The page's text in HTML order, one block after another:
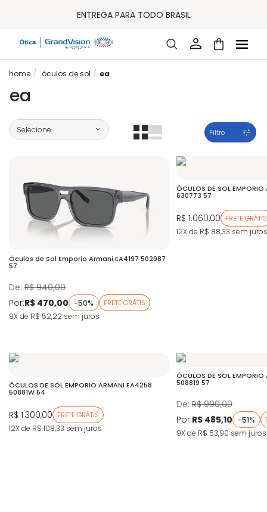
ENTREGA PARA TODO BRASIL
32% OFF NO COMBO - CONS. REG.
FRETE GRÁTIS EM TODO O SITE
10% OFF PAGAMENTO
32% OFF NO COMBO - CONS. REG.
óculos de sol ea
ea
Filtro
Óculos de Sol Emporio Armani EA4197 502987
57
De: R$ 940,00
Por:R$ 470,00 -50% FRETE GRÁTIS
9X de R$ 52,22 sem juros
ÓCULOS DE SOL
630773 57
R$ 1.060,00 FRETE GRÁTIS
12X de R$ 88,33 sem juros
ÓCULOS DE SOL EMPORIO ARMANI EA4258
50881W 54
R$ 1.300,00 FRETE GRÁTIS
12X de R$ 108,33 sem juros
ÓCULOS DE SOL
508819 57
De: R$ 990,00
Por:R$ 485,10 -51%
9X de R$ 53,90 sem juros